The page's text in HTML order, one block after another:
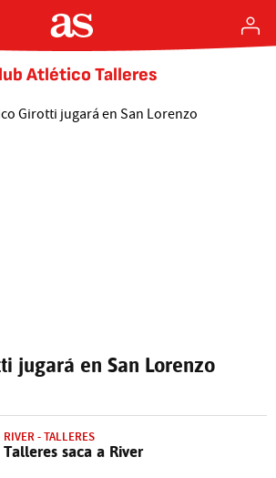
Atlético Talleres
jugará en San Lorenzo
RIVER - TALLERES
Talleres saca a River